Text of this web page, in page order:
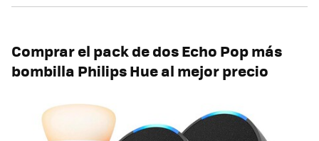
Comprar el pack de dos Echo Pop más
bombilla Philips Hue al mejor precio